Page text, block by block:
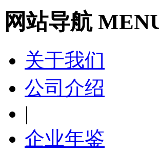
网站导航
关于我们
公司介绍
|
企业年鉴